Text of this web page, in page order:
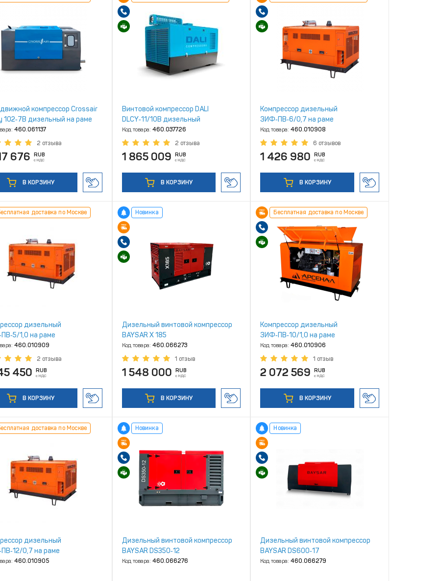
компрессор Crossair
102‑7B дизельный на раме
460.061137
2 отзыва
676 RUB
с НДС
В КОРЗИНУ
Винтовой компрессор DALI
DLCY‑11/10B дизельный
Код товара: 460.037726
2 отзыва
1 865 009 RUB
с НДС
В КОРЗИНУ
Компрессор дизельный
ЗИФ‑ПВ‑6/0,7 на раме
Код товара:460.010908
6 отзывов
1 426 980 RUB
с НДС
В КОРЗИНУ
доставка по Москве
дизельный
1,0 на раме
460.010909
2 отзыва
450 RUB
с НДС
В КОРЗИНУ
Новинка
Дизельный винтовой компрессор
BAYSAR Х 185
Код товара: 460.066273
1 отзыв
1 548 000 RUB
с НДС
В КОРЗИНУ
Бесплатная доставка по Москве
Компрессор дизельный
ЗИФ‑ПВ‑10/1,0 на раме
Код товара:460.010906
1 отзыв
2 072 569 RUB
с НДС
В КОРЗИНУ
доставка по Москве
дизельный
0,7 на раме
460.010905
Новинка
Дизельный винтовой компрессор
BAYSAR DS350‑12
Код товара: 460.066276
Новинка
Дизельный винтовой компрессор
BAYSAR DS600‑17
Код товара:460.066279